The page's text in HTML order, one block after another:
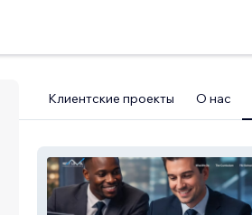
Клиентские проекты О нас